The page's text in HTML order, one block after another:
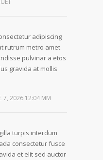
adipiscing
rutrum metro amet
pulvinar a etos
gravida at mollis
7, 2026 12:04 ΜΜ
turpis interdum
consectetur fusce
et elit sed auctor